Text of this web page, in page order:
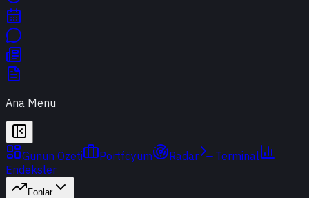
Ana Menu
Günün Özeti Portföyüm Radar
Terminal
Endeksler
Fonlar